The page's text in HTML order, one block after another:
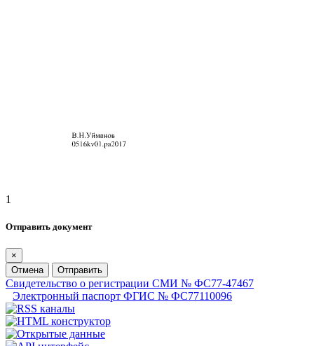
1
Отправить документ
×
Отмена
Отправить
Свидетельство о регистрации СМИ № ФС77-47467
Электронный паспорт ФГИС № ФС77110096